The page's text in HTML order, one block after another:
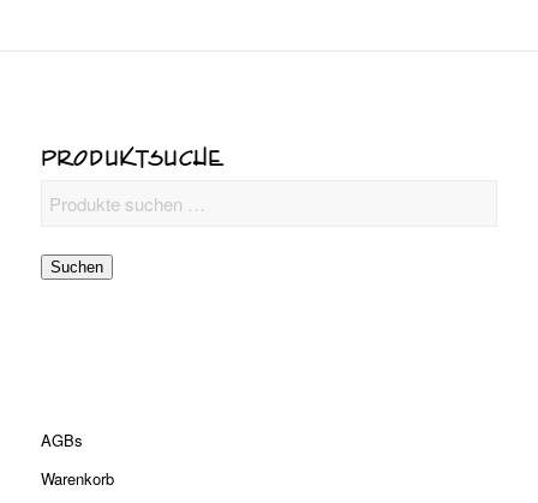
PRODUKTSUCHE
Suchen
AGBs
Warenkorb